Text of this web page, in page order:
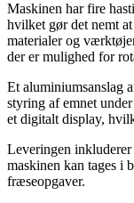
Maskinen har fire
hvilket gør det nemt
materialer og
der er mulighed for
Et aluminiumsanslag
styring af emnet
et digitalt display,
Leveringen
maskinen kan tages i
fræseopgaver.